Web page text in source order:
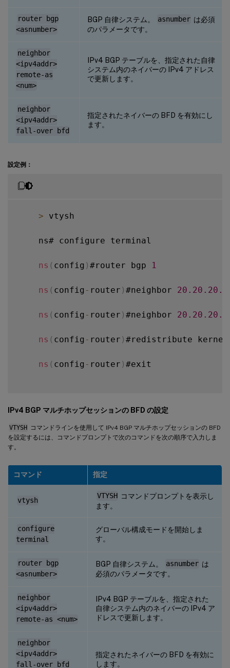
router bgp
<asnumber>
BGP 自律システム。 asnumber は必須
のパラメータです。
neighbor
<ipv4addr>
remote-as
<num>
IPv4 BGP テーブルを、指定された自律
システム内のネイバーの IPv4 アドレス
で更新します。
neighbor
<ipv4addr>
fall-over bfd
指定されたネイバーの BFD を有効にし
ます。
設定例：
> vtysh
    ns# configure terminal
ns ( config ) #router bgp 1
ns ( config - router ) #neighbor 20.20 .20
ns ( config - router ) #neighbor 20.20 .20
ns ( config - router ) #redistribute kernel
ns ( config - router ) #exit
IPv4 BGP マルチホップセッションの BFD の設定
VTYSH コマンドラインを使用して IPv4 BGP マルチホップセッションの BFD
を設定するには、コマンドプロンプトで次のコマンドを次の順序で入力しま
す。
コマンド 指定
vtysh
VTYSH
コマンドプロンプトを表示し
ます。
configure
terminal
グローバル構成モードを開始しま
す。
router bgp
<asnumber>
BGP 自律システム。 asnumber は
必須のパラメータです。
neighbor
<ipv4addr>
remote-as <num>
IPv4 BGP テーブルを、指定された
自律システム内のネイバーの IPv4 ア
ドレスで更新します。
neighbor
<ipv4addr>
fall-over bfd
指定されたネイバーの BFD を有効に
します。